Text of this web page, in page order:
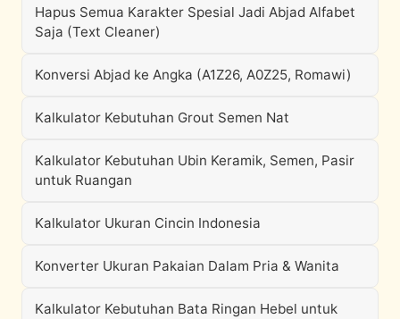
Hapus Semua Karakter Spesial Jadi Abjad Alfabet
Saja (Text Cleaner)
Konversi Abjad ke Angka (A1Z26, A0Z25, Romawi)
Kalkulator Kebutuhan Grout Semen Nat
Kalkulator Kebutuhan Ubin Keramik, Semen, Pasir
untuk Ruangan
Kalkulator Ukuran Cincin Indonesia
Konverter Ukuran Pakaian Dalam Pria & Wanita
Kalkulator Kebutuhan Bata Ringan Hebel untuk